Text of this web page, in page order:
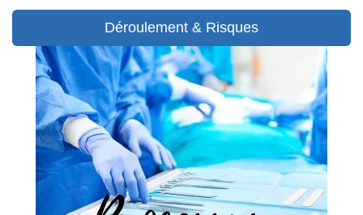
Déroulement & Risques